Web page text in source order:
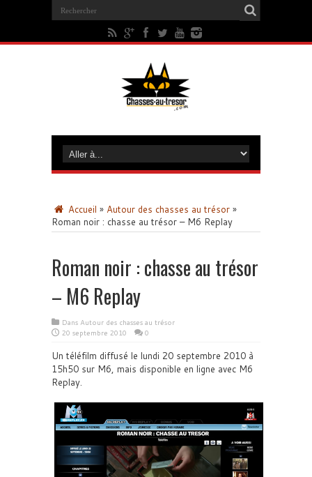
Accueil » Autour des chasses au trésor »
Roman noir : chasse au trésor – M6 Replay
Roman noir : chasse au trésor
– M6 Replay
Dans Autour des chasses au trésor
20 septembre 2010
0
Un téléfilm diffusé le lundi 20 septembre 2010 à
15h50 sur M6, mais disponible en ligne avec M6
Replay.